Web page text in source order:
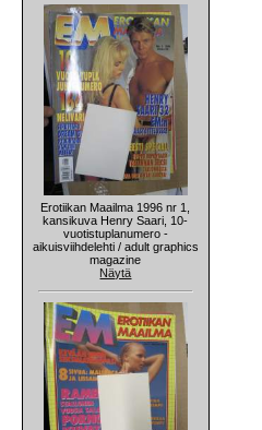
Erotiikan Maailma 1996 nr 1,
kansikuva Henry Saari, 10-
vuotistuplanumero -
aikuisviihdelehti / adult graphics
magazine
Näytä